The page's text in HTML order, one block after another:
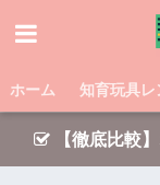
ホーム 知育玩具レ
【徹底比較】